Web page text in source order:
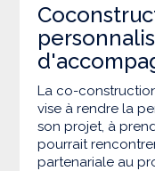
La co-
vise à rendre la
son projet, à
pourrait
partenariale au